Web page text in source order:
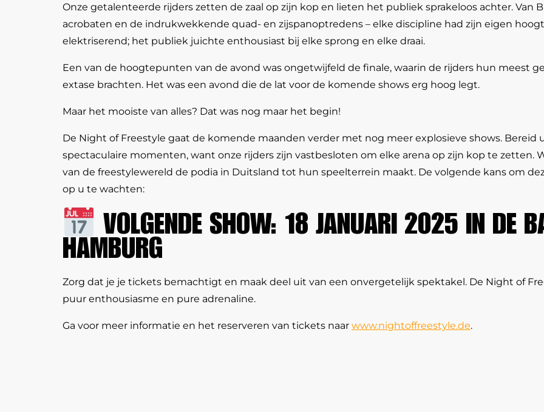
Onze getalenteerde rijders zetten de zaal op zijn kop en lieten het publiek sprakeloos achter. Van
acrobaten en de indrukwekkende quad- en zijspanoptredens – elke discipline had zijn eigen
elektriserend; het publiek juichte enthousiast bij elke sprong en elke draai.
Een van de hoogtepunten van de avond was ongetwijfeld de finale, waarin de rijders hun meest
extase brachten. Het was een avond die de lat voor de komende shows erg hoog legt.
Maar het mooiste van alles? Dat was nog maar het begin!
De Night of Freestyle gaat de komende maanden verder met nog meer explosieve shows. Bereid
spectaculaire momenten, want onze rijders zijn vastbesloten om elke arena op zijn kop te zetten.
van de freestylewereld de podia in Duitsland tot hun speelterrein maakt. De volgende kans om
op u te wachten:
VOLGENDE SHOW: 18 JANUARI 2025 IN DE
HAMBURG
Zorg dat je je tickets bemachtigt en maak deel uit van een onvergetelijk spektakel. De Night of
puur enthousiasme en pure adrenaline.
Ga voor meer informatie en het reserveren van tickets naar www.nightoffreestyle.de.